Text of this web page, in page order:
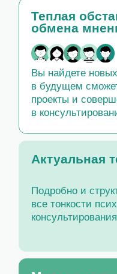
Подробно и
Актуальная
Много
и домашние
с другим
в будущем
проекты и
в консультировании